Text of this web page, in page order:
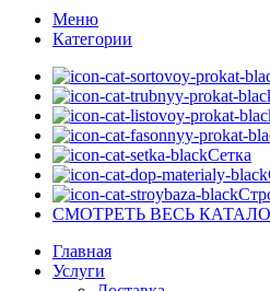
Меню
Категории
Сетка
СМОТРЕТЬ ВЕСЬ
Главная
Услуги